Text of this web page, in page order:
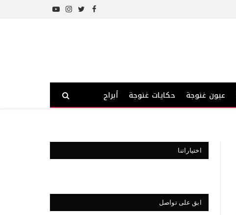
Facebook
Twitter
Instagram
YouTube
عيون غنوجة حكايات غنوجة أبراج
اختياراتنا
ابق على تواصل